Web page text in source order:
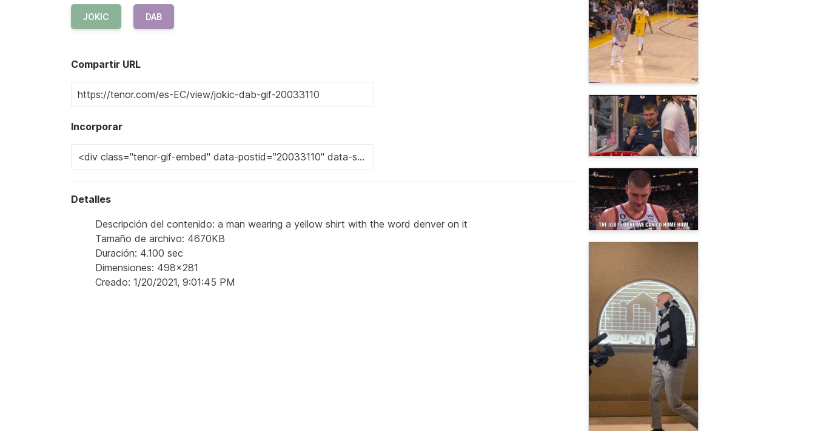
JOKIC DAB
Compartir URL
Incorporar
Detalles
Descripción del contenido: a man wearing a yellow shirt with the word denver on it
Tamaño de archivo: 4670KB
Duración: 4.100 sec
Dimensiones: 498x281
Creado: 1/20/2021, 9:01:45 PM